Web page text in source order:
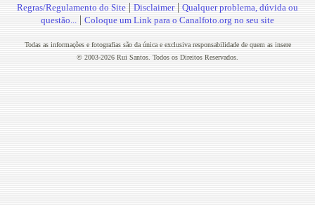
Regras/Regulamento do Site | Disclaimer| Qualquer problema, dúvida ou
questão... | Coloque um Link para o Canalfoto.org no seu site
Todas as informações e fotografias são da única e exclusiva responsabilidade de quem as insere
© 2003-2026 Rui Santos. Todos os Direitos Reservados.